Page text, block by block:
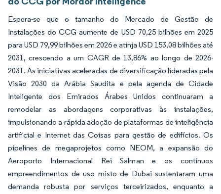
Espera-se que o tamanho do Mercado de Gestão de
Instalações do CCG aumente de USD 70,25 bilhões em 2025
para USD 79,99 bilhões em 2026 e atinja USD 153,08 bilhões até
2031, crescendo a um CAGR de 13,86% ao longo de 2026-
2031. As iniciativas aceleradas de diversificação lideradas pela
Visão 2030 da Arábia Saudita e pela agenda de Cidade
Inteligente dos Emirados Árabes Unidos continuaram a
remodelar as abordagens corporativas às instalações,
impulsionando a rápida adoção de plataformas de inteligência
artificial e Internet das Coisas para gestão de edifícios. Os
pipelines de megaprojetos como NEOM, a expansão do
Aeroporto Internacional Rei Salman e os contínuos
empreendimentos de uso misto de Dubai sustentaram uma
demanda robusta por serviços terceirizados, enquanto a